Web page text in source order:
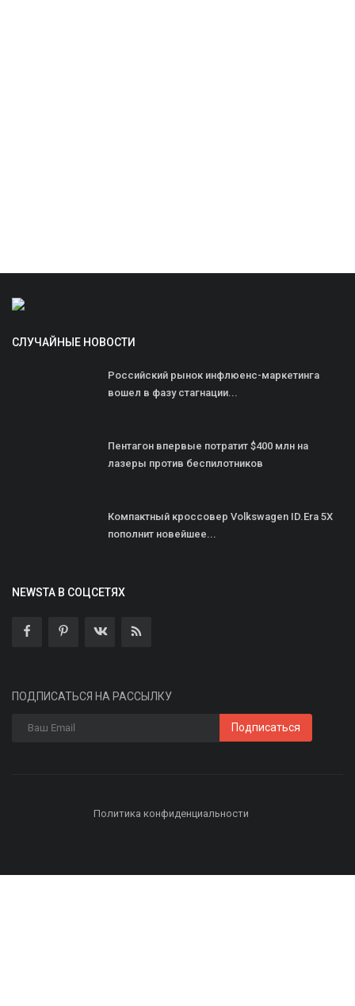
СЛУЧАЙНЫЕ НОВОСТИ
Российский рынок инфлюенс-маркетинга
вошел в фазу стагнации...
Пентагон впервые потратит $400 млн на
лазеры против беспилотников
Компактный кроссовер Volkswagen ID.Era 5X
пополнит новейшее...
NEWSTA В СОЦСЕТЯХ
ПОДПИСАТЬСЯ НА РАССЫЛКУ
Подписаться
Политика конфиденциальности